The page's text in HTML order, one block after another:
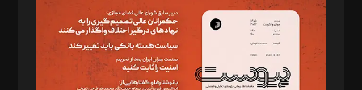
سردبیر: مهرک محمودی
دبیر تحریریه: میثم قاسمی
د‌بیر ناداستان: سمانه سمیع
د‌بیر خدمت و تجارت: ابوالفضل رجبی